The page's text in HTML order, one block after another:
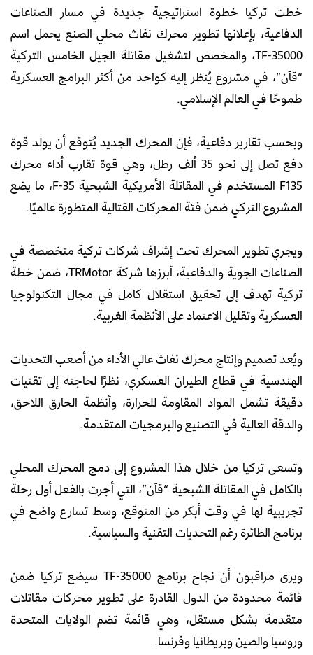
خطت تركيا خطوة استراتيجية جديدة في مسار الصناعات
الدفاعية، بإعلانها تطوير محرك نفاث محلي الصنع يحمل اسم
TF-35000، والمخصص لتشغيل مقاتلة الجيل الخامس التركية
“قآن”، في مشروع يُنظر إليه كواحد من أكثر البرامج العسكرية
طموحًا في العالم الإسلامي.
وبحسب تقارير دفاعية، فإن المحرك الجديد يُتوقع أن يولد قوة
دفع تصل إلى نحو 35 ألف رطل، وهي قوة تقارب أداء محرك
F135 المستخدم في المقاتلة الأمريكية الشبحية F-35، ما يضع
المشروع التركي ضمن فئة المحركات القتالية المتطورة عالميًا.
ويجري تطوير المحرك تحت إشراف شركات تركية متخصصة في
الصناعات الجوية والدفاعية، أبرزها شركة TRMotor، ضمن خطة
تركية تهدف إلى تحقيق استقلال كامل في مجال التكنولوجيا
العسكرية وتقليل الاعتماد على الأنظمة الغربية.
ويُعد تصميم وإنتاج محرك نفاث عالي الأداء من أصعب التحديات
الهندسية في قطاع الطيران العسكري، نظرًا لحاجته إلى تقنيات
دقيقة تشمل المواد المقاومة للحرارة، وأنظمة الحارق اللاحق،
والدقة العالية في التصنيع والبرمجيات المتقدمة.
وتسعى تركيا من خلال هذا المشروع إلى دمج المحرك المحلي
بالكامل في المقاتلة الشبحية “قآن”، التي أجرت بالفعل أول رحلة
تجريبية لها في وقت أبكر من المتوقع، وسط تسارع واضح في
برنامج الطائرة رغم التحديات التقنية والسياسية.
ويرى مراقبون أن نجاح برنامج TF-35000 سيضع تركيا ضمن
قائمة محدودة من الدول القادرة على تطوير محركات مقاتلات
متقدمة بشكل مستقل، وهي قائمة تضم الولايات المتحدة
وروسيا والصين وبريطانيا وفرنسا.